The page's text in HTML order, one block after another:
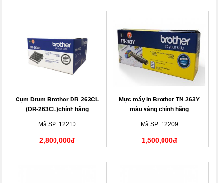
Cụm Drum Brother DR-263CL
(DR-263CL)chính hãng
Mã SP: 12210
2,800,000đ
Mực máy in Brother TN-263Y
màu vàng chính hãng
Mã SP: 12209
1,500,000đ